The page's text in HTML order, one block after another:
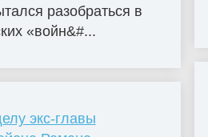
разобраться в
«войн&#...
экс-главы